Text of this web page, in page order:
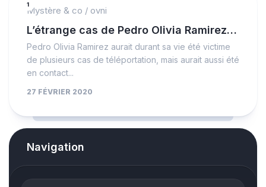
1
Mystère & co / ovni
L’étrange cas de Pedro Olivia Ramirez…
Pedro Olivia Ramirez aurait durant sa vie été victime
de plusieurs cas de téléportation, mais aurait aussi été
en contact...
27 FÉVRIER 2020
Navigation